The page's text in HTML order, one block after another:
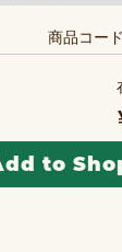
商品コー